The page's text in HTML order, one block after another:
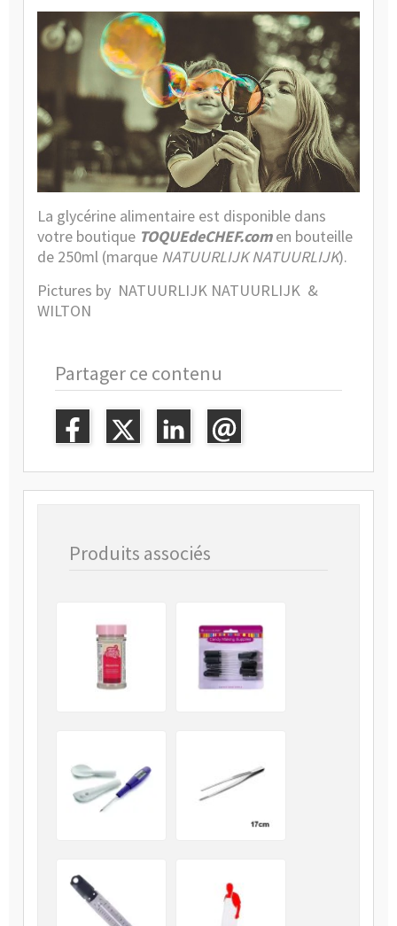
La glycérine alimentaire est disponible dans
votre boutique TOQUEdeCHEF.com en bouteille
de 250ml (marque NATUURLIJK NATUURLIJK).
Pictures by NATUURLIJK NATUURLIJK &
WILTON
Partager ce contenu
Produits associés